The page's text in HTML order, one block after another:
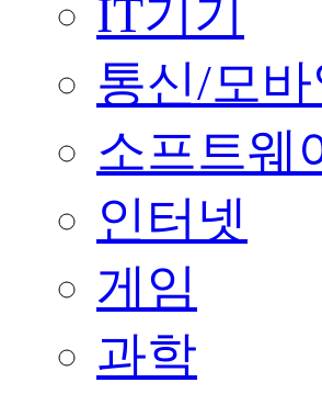
IT기기
통신/모바
소프트웨
인터넷
게임
과학